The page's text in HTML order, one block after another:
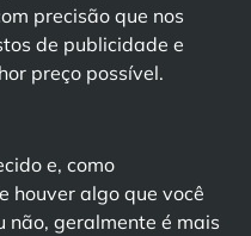
precisão que nos
de publicidade e
preço possível.
e, como
houver algo que você
não, geralmente é mais